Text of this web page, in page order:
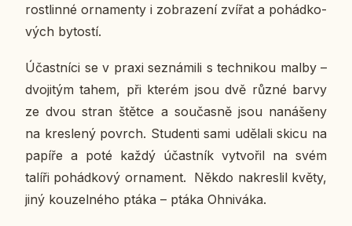
rost­lin­né or­na­men­ty i zob­ra­ze­ní zvířat a po­hád­ko­
vých by­tos­tí.
Účast­ní­ci se v praxi se­zná­mi­li s tech­ni­kou malby –
dvo­ji­tým tahem, při kterém jsou dvě různé barvy
ze dvou stran štětce a sou­čas­ně jsou na­ná­še­ny
na kres­le­ný povrch. Stu­den­ti sami udě­la­li skicu na
papíře a poté každý účast­ník vy­tvo­řil na svém
talíři po­hád­ko­vý or­na­ment. Někdo na­kres­lil květy,
jiný kou­zel­né­ho ptáka – ptáka Oh­ni­vá­ka.